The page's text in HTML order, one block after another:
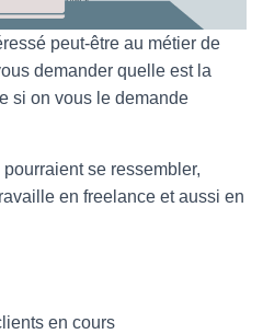
peut-être au métier de
demander quelle est la
si on vous le demande
se ressembler,
en freelance et aussi en
en cours